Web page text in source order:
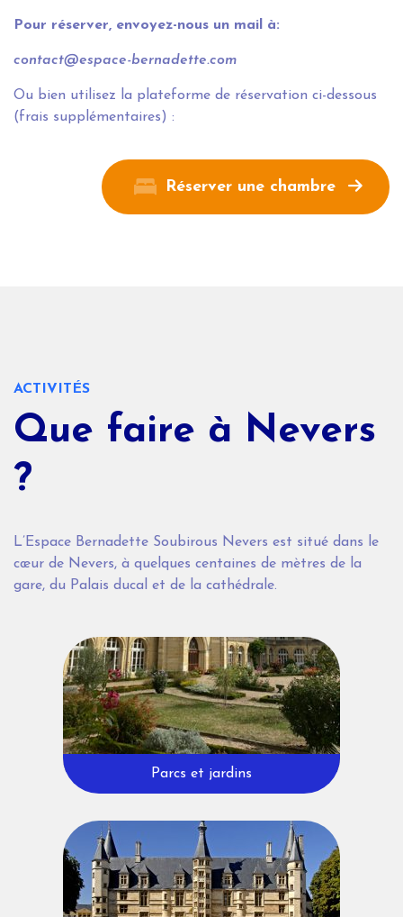
Pour réserver, envoyez-nous un mail à:
contact@espace-bernadette.com
Ou bien utilisez la plateforme de réservation ci-dessous
(frais supplémentaires) :
Réserver une chambre
ACTIVITÉS
Que faire à Nevers
?
L’Espace Bernadette Soubirous Nevers est situé dans le
cœur de Nevers, à quelques centaines de mètres de la
gare, du Palais ducal et de la cathédrale.
Parcs et jardins